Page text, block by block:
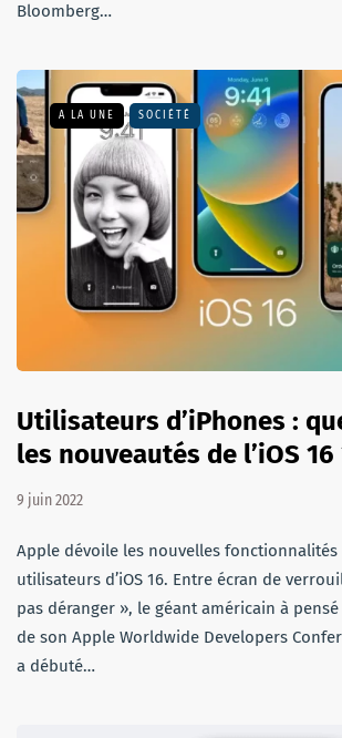
Bloomberg…
A LA UNE SOCIÉTÉ
Utilisateurs d’iPhones :
les nouveautés de l’iOS 16
9 juin 2022
Apple dévoile les nouvelles
utilisateurs d’iOS 16. Entre écran de
pas déranger », le géant américain à pensé
de son Apple Worldwide Developers
a débuté…